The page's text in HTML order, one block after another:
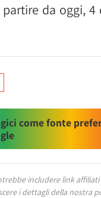
da oggi, 4
come fonte
includere link affiliati
i dettagli della nostra